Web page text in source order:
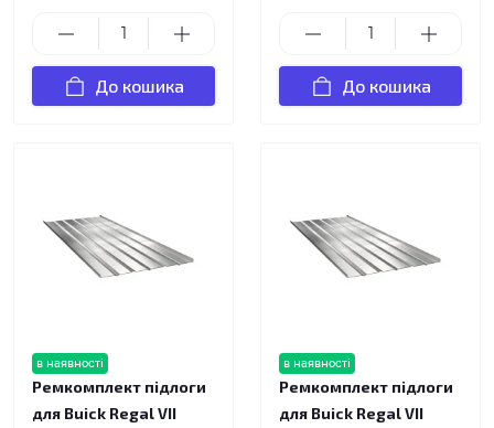
До кошика До кошика
в наявності
Ремкомплект підлоги
для Buick Regal VII
в наявності
Ремкомплект підлоги
для Buick Regal VII